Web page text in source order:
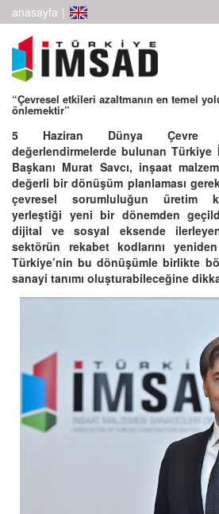
anasayfa |
“Çevresel etkileri azaltmanın en temel
önlemektir”
5 Haziran Dünya Çevre
değerlendirmelerde bulunan Türkiye
Başkanı Murat Savcı, inşaat
değerli bir dönüşüm planlaması
çevresel sorumluluğun üretim
yerleştiği yeni bir dönemden
dijital ve sosyal eksende
sektörün rekabet kodlarını
Türkiye’nin bu dönüşümle birlikte
sanayi tanımı oluşturabileceğine